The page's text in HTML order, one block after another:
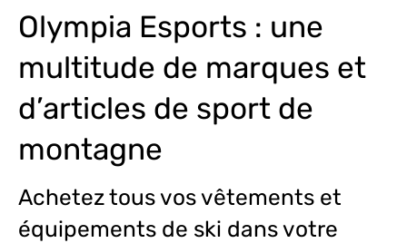
Olympia Esports : une
multitude de marques et
d’articles de sport de
montagne
Achetez tous vos vêtements et
équipements de ski dans votre